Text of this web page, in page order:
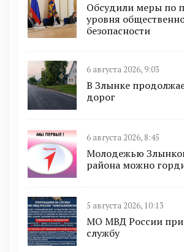
Обсудили меры по
уровня
безопасности
6 августа 2026, 9:03
В Злынке
дорог
6 августа 2026, 8:45
Молодежью
района можно
5 августа 2026, 10:13
МО МВД России
службу